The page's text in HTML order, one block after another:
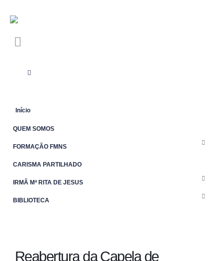
Início
QUEM SOMOS
FORMAÇÃO FMNS
CARISMA PARTILHADO
IRMÃ Mª RITA DE JESUS
BIBLIOTECA
Reabertura da Capela de